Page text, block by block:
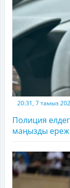
20:31, 7 тамыз
Полиция
маңызды